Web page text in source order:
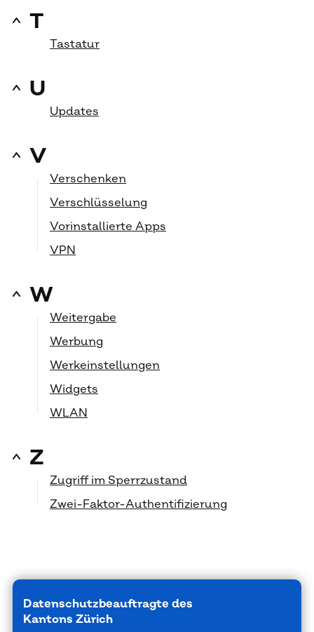
T
Tastatur
U
Updates
V
Verschenken
Verschlüsselung
Vorinstallierte Apps
VPN
W
Weitergabe
Werbung
Werkeinstellungen
Widgets
WLAN
Z
Zugriff im Sperrzustand
Zwei-Faktor-Authentifizierung
Datenschutzbeauftragte des
Kantons Zürich